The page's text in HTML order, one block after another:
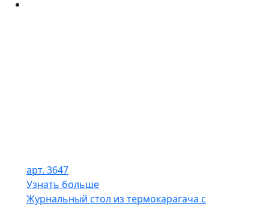
арт. 3647
Узнать больше
Журнальный стол из термокарагача с